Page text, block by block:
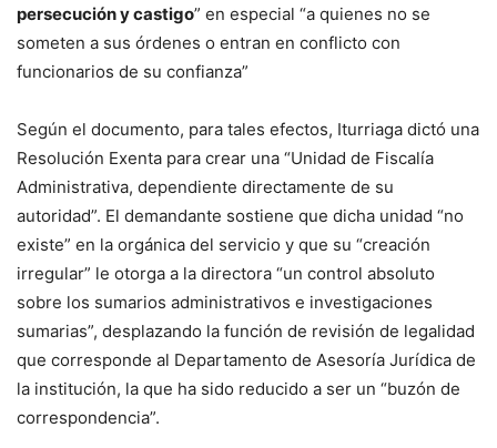
persecución y castigo” en especial “a quienes no se
someten a sus órdenes o entran en conflicto con
funcionarios de su confianza”
Según el documento, para tales efectos, Iturriaga dictó una
Resolución Exenta para crear una “Unidad de Fiscalía
Administrativa, dependiente directamente de su
autoridad”. El demandante sostiene que dicha unidad “no
existe” en la orgánica del servicio y que su “creación
irregular” le otorga a la directora “un control absoluto
sobre los sumarios administrativos e investigaciones
sumarias”, desplazando la función de revisión de legalidad
que corresponde al Departamento de Asesoría Jurídica de
la institución, la que ha sido reducido a ser un “buzón de
correspondencia”.